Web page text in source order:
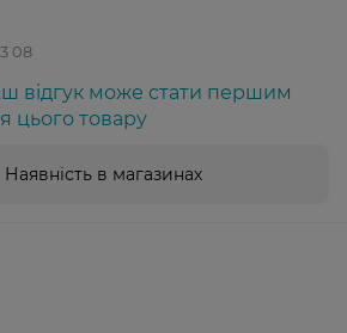
08
відгук може стати першим
цього товару
Наявність в магазинах